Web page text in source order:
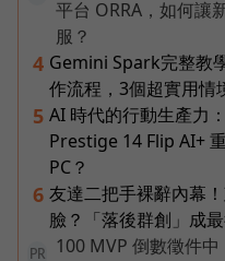
平台 ORRA，如何讓
服？
4 Gemini Spark完整教
作流程，3個超實用情
5 AI 時代的行動生產力
Prestige 14 Flip AI+
PC？
6 友達二把手裸辭內幕
臉？「落後群創」成
PR
100 MVP 倒數徵件中